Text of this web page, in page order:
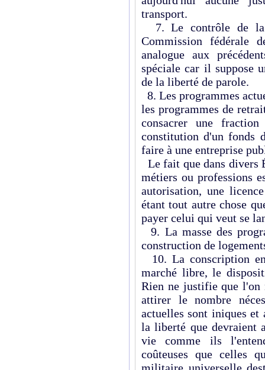
transport.
7. Le contrôle de
Commission fédérale
analogue aux
spéciale car il suppose
de la liberté de parole.
8. Les programmes
les programmes de
consacrer une
constitution d'un fonds
faire à une entreprise
Le fait que dans divers
métiers ou professions
autorisation, une
étant tout autre chose
payer celui qui veut se
9. La masse des
construction de
10. La conscription
marché libre, le
Rien ne justifie que l'on
attirer le nombre
actuelles sont iniques
la liberté que devraient
vie comme ils
coûteuses que celles
militaire universelle